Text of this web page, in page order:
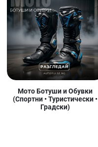
Мото Ботуши и Обувки
(Спортни • Туристически •
Градски)